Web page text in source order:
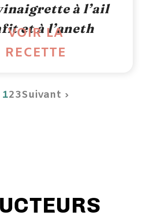
à l’ail
et à l’aneth
VOIR LA
RECETTE
123Suivant ›